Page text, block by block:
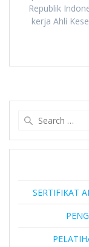
Republik
kerja Ahli
SERTIFIKAT